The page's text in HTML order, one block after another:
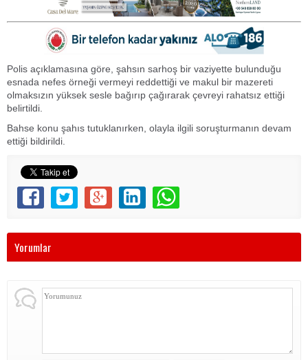
Polis açıklamasına göre, şahsın sarhoş bir vaziyette bulunduğu
esnada nefes örneği vermeyi reddettiği ve makul bir mazereti
olmaksızın yüksek sesle bağırıp çağırarak çevreyi rahatsız ettiği
belirtildi.
Bahse konu şahıs tutuklanırken, olayla ilgili soruşturmanın devam
ettiği bildirildi.
Yorumlar